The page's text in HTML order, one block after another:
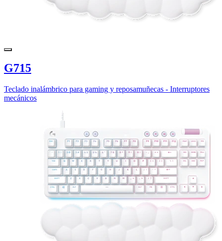
G715
Teclado inalámbrico para gaming y reposamuñecas - Interruptores
mecánicos